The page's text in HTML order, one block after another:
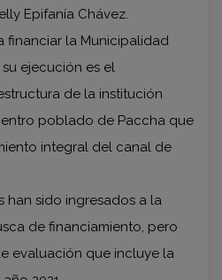
Epifanía Chávez.
financiar la Municipalidad
ejecución es el
de la institución
poblado de Paccha que
integral del canal de
han sido ingresados a la
de financiamiento, pero
evaluación que incluye la